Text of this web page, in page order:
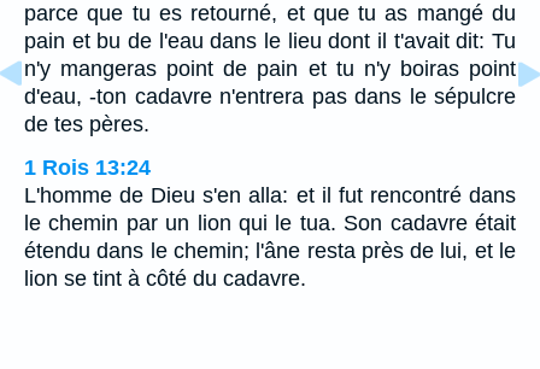
parce que tu es retourné, et que tu as mangé du
pain et bu de l'eau dans le lieu dont il t'avait dit: Tu
n'y mangeras point de pain et tu n'y boiras point
d'eau, -ton cadavre n'entrera pas dans le sépulcre
de tes pères.
1 Rois 13:24
L'homme de Dieu s'en alla: et il fut rencontré dans
le chemin par un lion qui le tua. Son cadavre était
étendu dans le chemin; l'âne resta près de lui, et le
lion se tint à côté du cadavre.